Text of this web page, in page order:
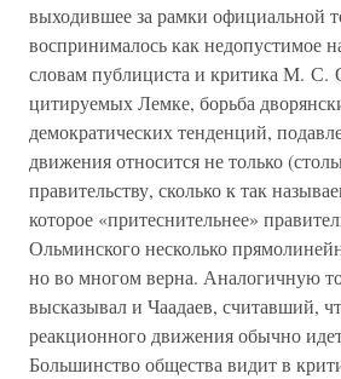
выходившее за рамки официальной
воспринималось как недопустимое
словам публициста и критика М. С.
цитируемых Лемке, борьба
демократических тенденций,
движения относится не только
правительству, сколько к так
которое «притеснительнее»
Ольминского несколько
но во многом верна. Аналогичную
высказывал и Чаадаев, считавший,
реакционного движения обычно
Большинство общества видит в